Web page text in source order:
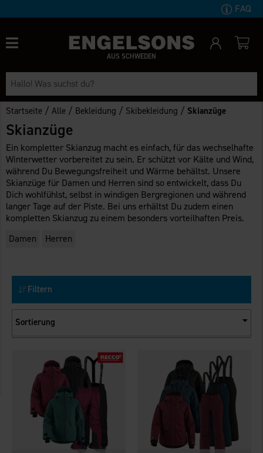
FAQ
AUS SCHWEDEN
Startseite /Alle / Bekleidung / Skibekleidung / Skianzüge
Skianzüge
Ein kompletter Skianzug macht es einfach, für das wechselhafte
Winterwetter vorbereitet zu sein. Er schützt vor Kälte und Wind,
während Du Bewegungsfreiheit und Wärme behältst. Unsere
Skianzüge für Damen und Herren sind so entwickelt, dass Du
Dich wohlfühlst, selbst in windigen Bergregionen und während
langer Tage auf der Piste. Bei uns erhältst Du zudem einen
kompletten Skianzug zu einem besonders vorteilhaften Preis.
Damen
Herren
Filtern
Sortierung